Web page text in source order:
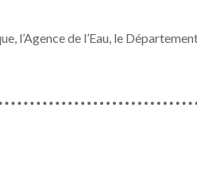
de l’Eau, le